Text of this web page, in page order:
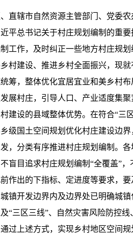
直辖市自然资源主管部门、党委
平总书记关于村庄规划编制的重
工作，及时纠正一些地方村庄规
村建设、推进乡村全面振兴，现
筹，整体优化宜居宜业和美乡村
展村庄，引导人口、产业适度集
建设的县域整体优势。在符合“三
级国土空间规划优化村庄建设边
，分类有序推进村庄规划编制。
盲目追求村庄规划编制“全覆盖”
作出的下指标、定进度等要求，
镇开发边界内及边界处已明确城
“三区三线”、自然灾害风险防控
过上述方式，实现乡村地区空间